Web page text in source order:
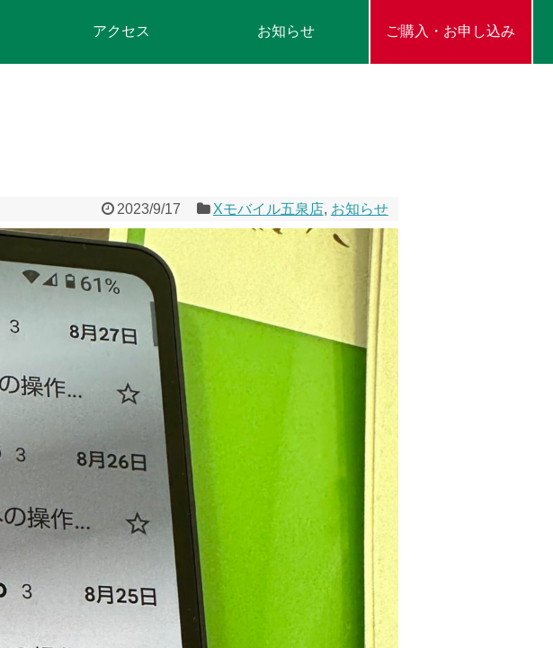
アクセス お知らせ ご購入・お申し込み
2023/9/17 Xモバイル五泉店, お知らせ